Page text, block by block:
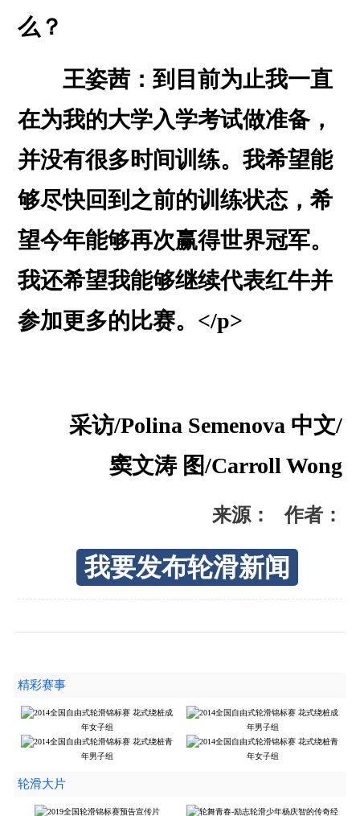
么？
王姿茜：到目前为止我一直
在为我的大学入学考试做准备，
并没有很多时间训练。我希望能
够尽快回到之前的训练状态，希
望今年能够再次赢得世界冠军。
我还希望我能够继续代表红牛并
参加更多的比赛。</p>
采访/Polina Semenova 中文/
窦文涛 图/Carroll Wong
来源： 作者：
我要发布轮滑新闻
精彩赛事
轮滑大片